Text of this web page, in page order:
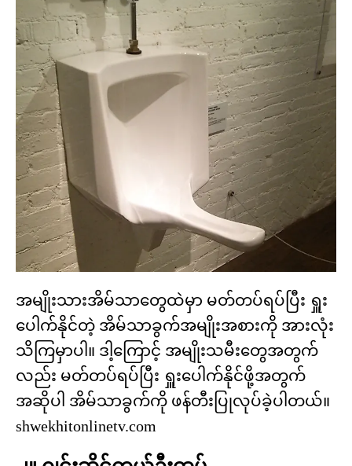
အမျိုးသားအိမ်သာတွေထဲမှာ မတ်တပ်ရပ်ပြီး ရှူး
ပေါက်နိုင်တဲ့ အိမ်သာခွက်အမျိုးအစားကို အားလုံး
သိကြမှာပါ။ ဒါ့ကြောင့် အမျိုးသမီးတွေအတွက်
လည်း မတ်တပ်ရပ်ပြီး ရှူးပေါက်နိုင်ဖို့အတွက်
အဆိုပါ အိမ်သာခွက်ကို ဖန်တီးပြုလုပ်ခဲ့ပါတယ်။
shwekhitonlinetv.com